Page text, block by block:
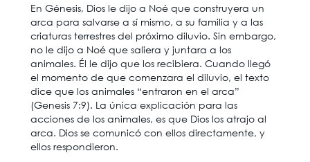
En Génesis, Dios le dijo a Noé que construyera un
arca para salvarse a sí mismo, a su familia y a las
criaturas terrestres del próximo diluvio. Sin embargo,
no le dijo a Noé que saliera y juntara a los
animales. Él le dijo que los recibiera. Cuando llegó
el momento de que comenzara el diluvio, el texto
dice que los animales “entraron en el arca”
(Genesis 7:9). La única explicación para las
acciones de los animales, es que Dios los atrajo al
arca. Dios se comunicó con ellos directamente, y
ellos respondieron.